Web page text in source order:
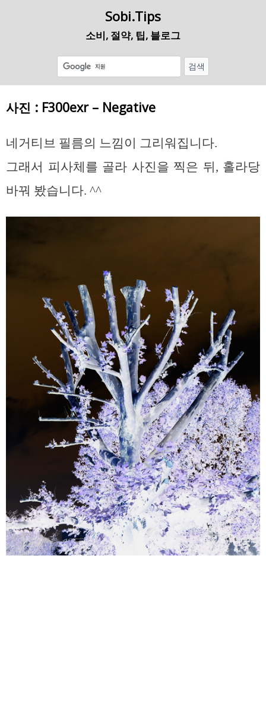
Sobi.Tips
소비, 절약, 팁, 블로그
사진 : F300exr – Negative
네거티브 필름의 느낌이 그리워집니다.
그래서 피사체를 골라 사진을 찍은 뒤, 홀라당
바꿔 봤습니다. ^^